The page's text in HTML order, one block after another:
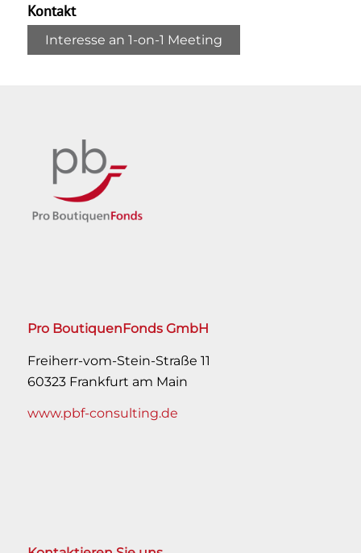
Kontakt
Interesse an 1-on-1 Meeting
Pro BoutiquenFonds GmbH
Freiherr-vom-Stein-Straße 11
60323 Frankfurt am Main
www.pbf-consulting.de